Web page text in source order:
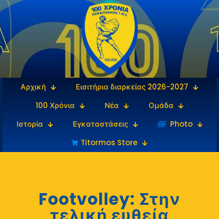
Αρχική
Εισιτήρια διαρκείας 2026-2027
100 Χρόνια
Νέα
Ομάδα
Ιστορία
Εγκαταστάσεις
‎‏‏‎ ‎Photo
Titormos Store
Footvolley: Στην